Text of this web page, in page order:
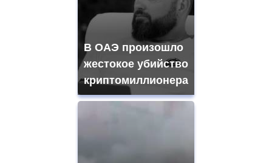
В ОАЭ произошло
жестокое убийство
криптомиллионера